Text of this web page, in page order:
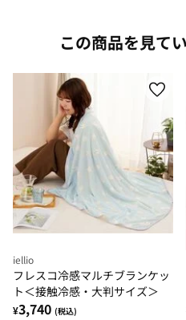
この商品を見て
iellio
フレスコ冷感マルチブランケッ
ト＜接触冷感・大判サイズ＞
¥3,740 (税込)